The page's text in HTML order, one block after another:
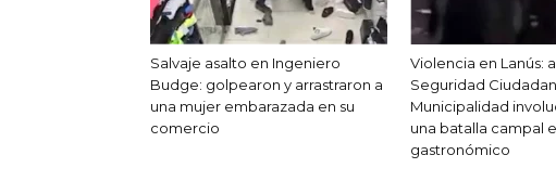
Salvaje asalto en Ingeniero
Budge: golpearon y arrastraron a
una mujer embarazada en su
comercio
Violencia en Lanús:
Seguridad
Municipalidad
una batalla campal
gastronómico